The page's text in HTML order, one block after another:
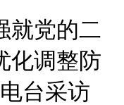
就党的二
化调整防
台采访